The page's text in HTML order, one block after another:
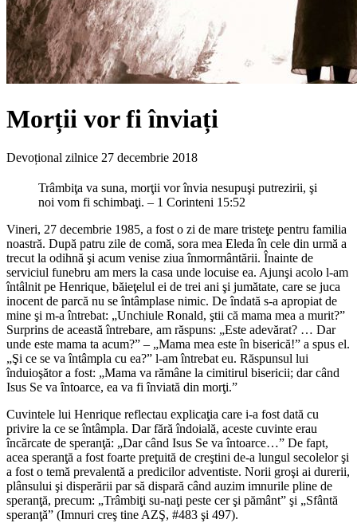
Morții vor fi înviați
Devoțional zilnice 27 decembrie 2018
Trâmbiţa va suna, morţii vor învia nesupuşi putrezirii, şi
noi vom fi schimbaţi. – 1 Corinteni 15:52
Vineri, 27 decembrie 1985, a fost o zi de mare tristeţe pentru familia
noastră. După patru zile de comă, sora mea Eleda în cele din urmă a
trecut la odihnă şi acum venise ziua înmormântării. Înainte de
serviciul funebru am mers la casa unde locuise ea. Ajunşi acolo l-am
întâlnit pe Henrique, băieţelul ei de trei ani şi jumătate, care se juca
inocent de parcă nu se întâmplase nimic. De îndată s-a apropiat de
mine şi m-a întrebat: „Unchiule Ronald, ştii că mama mea a murit?”
Surprins de această întrebare, am răspuns: „Este adevărat? … Dar
unde este mama ta acum?” – „Mama mea este în biserică!” a spus el.
„Şi ce se va întâmpla cu ea?” l-am întrebat eu. Răspunsul lui
înduioşător a fost: „Mama va rămâne la cimitirul bisericii; dar când
Isus Se va întoarce, ea va fi înviată din morţi.”
Cuvintele lui Henrique reflectau explicaţia care i-a fost dată cu
privire la ce se întâmpla. Dar fără îndoială, aceste cuvinte erau
încărcate de speranţă: „Dar când Isus Se va întoarce…” De fapt,
acea speranţă a fost foarte preţuită de creştini de-a lungul secolelor şi
a fost o temă prevalentă a predicilor adventiste. Norii groşi ai durerii,
plânsului şi disperării par să dispară când auzim imnurile pline de
speranţă, precum: „Trâmbiţi su-naţi peste cer şi pământ” şi „Sfântă
speranţă” (Imnuri creş tine AZŞ, #483 şi 497).